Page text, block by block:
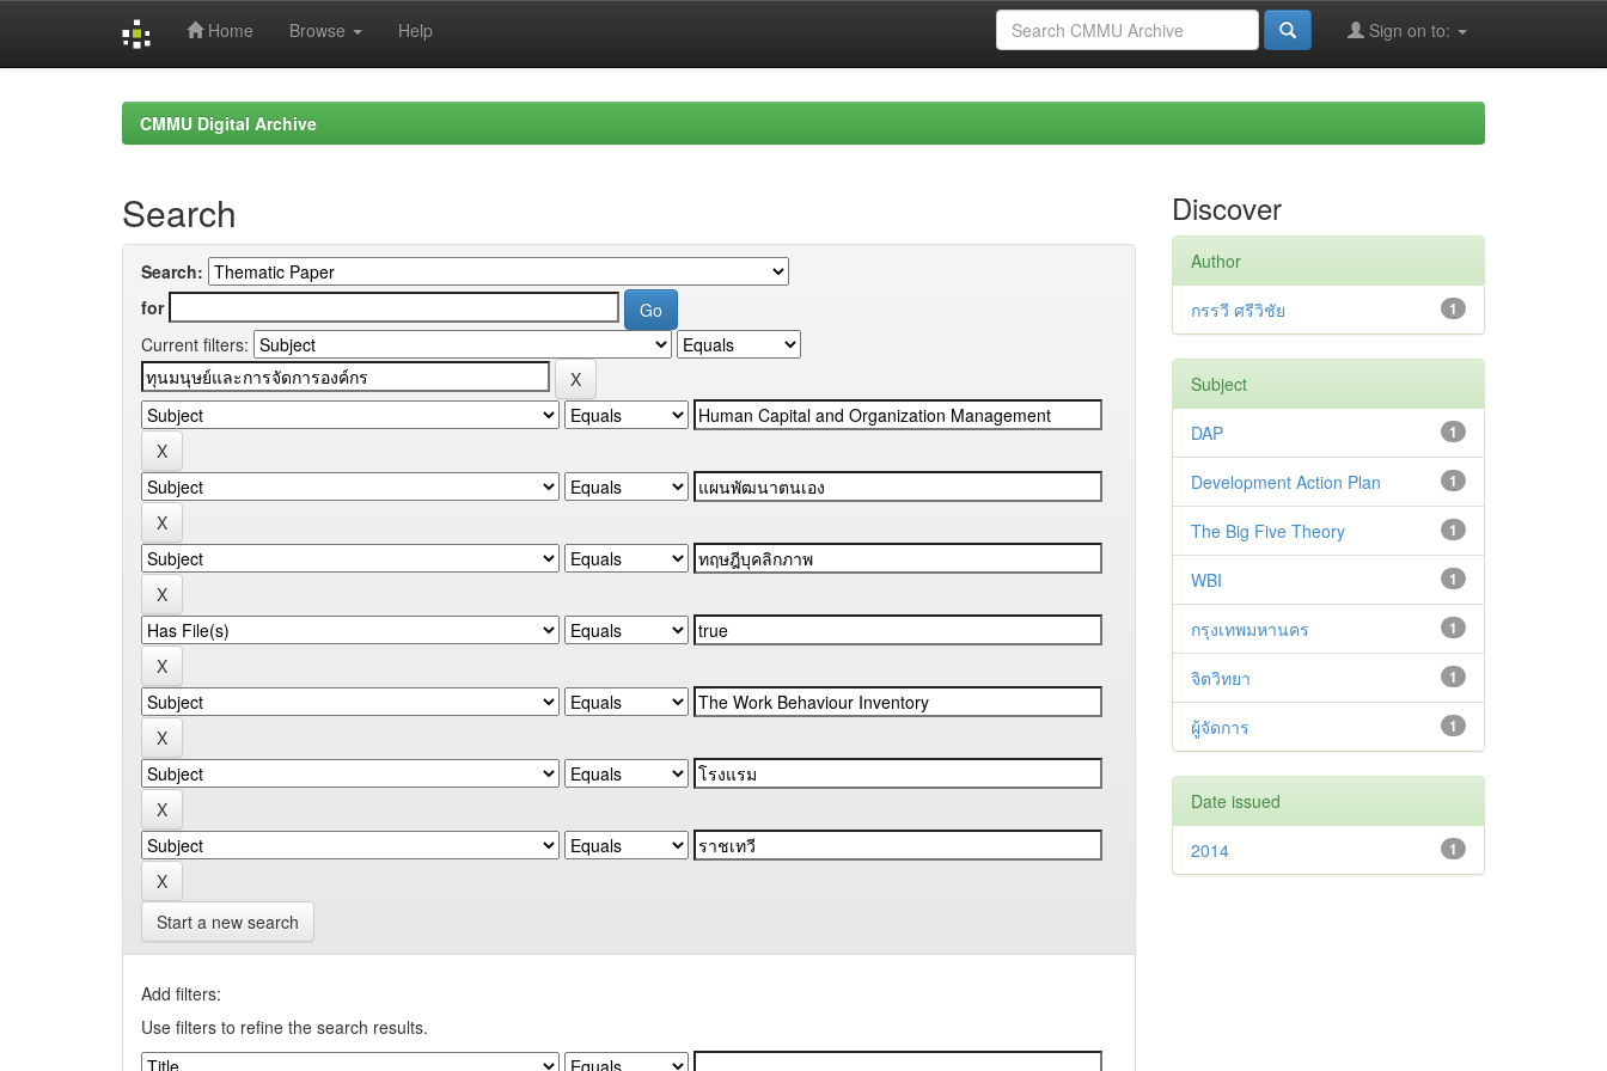
Home Browse Help Sign on to:
CMMU Digital Archive
Search
Search:
for
Current filters:
Start a new search
Add filters:
Use filters to refine the search results.
Discover
Author
1
กรรวี ศรีวิชัย
Subject
1
DAP
1
Development Action Plan
1
The Big Five Theory
1
WBI
1
กรุงเทพมหานคร
1
จิตวิทยา
1
ผู้จัดการ
Date issued
1
2014